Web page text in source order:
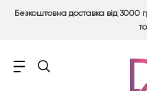
Безкоштовна доставка від 3000